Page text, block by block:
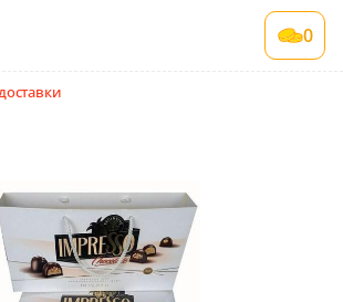
0
Impresso шоколадные набор
848 гр., картон